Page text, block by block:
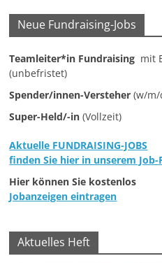
|
V
e
r
e
n
e
|
t
i
Neue Fundraising-Jobs
Teamleiter*in Fundraising mit
(unbefristet)
Spender/innen-Versteher (w/m/
Super-Held/-in (Vollzeit)
Aktuelle FUNDRAISING-JOBS
finden Sie hier in unserem
Hier können Sie kostenlos
Jobanzeigen eintragen
Aktuelles Heft